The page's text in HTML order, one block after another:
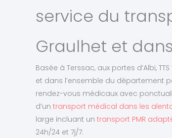
service du
Graulhet et
Basée à Terssac, aux portes d’Albi,
et dans l’ensemble du département
rendez-vous médicaux avec
d’un transport médical dans les
large incluant un transport PMR
24h/24 et 7j/7.